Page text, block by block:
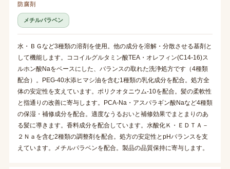
防腐剤
メチルパラベン
水・ＢＧなど3種類の溶剤を使用。他の成分を溶解・分散させる基剤と
して機能します。ココイルグルタミン酸TEA・オレフィン(C14-16)ス
ルホン酸Naをベースにした、バランスの取れた洗浄処方です（4種類
配合）。PEG-40水添ヒマシ油を含む1種類の乳化成分を配合。処方全
体の安定性を支えています。ポリクオタニウム-10を配合。髪の柔軟性
と指通りの改善に寄与します。PCA-Na・アスパラギン酸Naなど4種類
の保湿・補修成分を配合。適度なうるおいと補修効果でまとまりのあ
る髪に導きます。香料成分を配合しています。水酸化Ｋ・ＥＤＴＡ－
２Ｎａを含む2種類の調整剤を配合。処方の安定性とpHバランスを支
えています。メチルパラベンを配合。製品の品質保持に寄与します。